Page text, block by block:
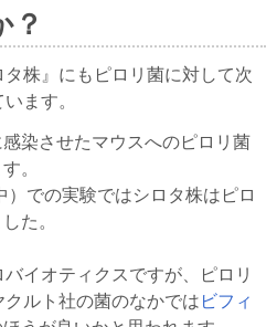
？
株』にもピロリ菌に対して次
ます。
染させたマウスへのピロリ菌
。
での実験ではシロタ株はピロ
た。
イオティクスですが、ピロリ
ルト社の菌のなかでは ビフィ